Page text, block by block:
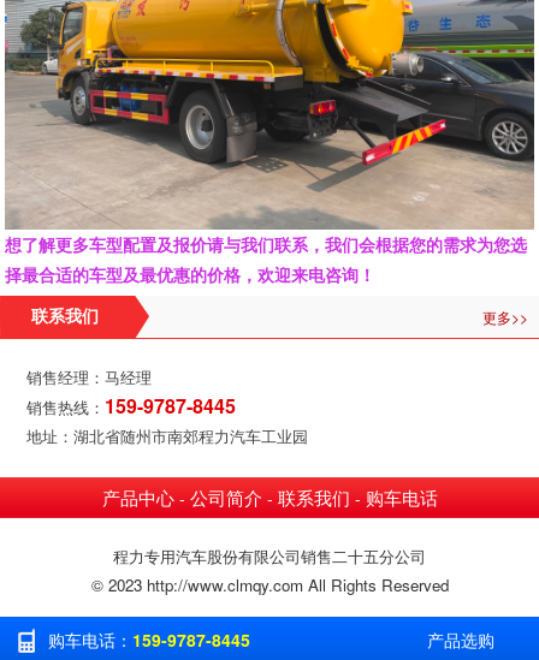
想了解更多车型配置及报价请与我们联系，我们会根据您的需求为您选
择最合适的车型及最优惠的价格，欢迎来电咨询！
联系我们 更多>>
销售经理：马经理
销售热线： 159-9787-8445
地址：湖北省随州市南郊程力汽车工业园
产品中心- 公司简介 - 联系我们 - 购车电话
程力专用汽车股份有限公司销售二十五分公司
© 2023 http://www.clmqy.com All Rights Reserved
购车电话： 159-9787-8445 产品选购